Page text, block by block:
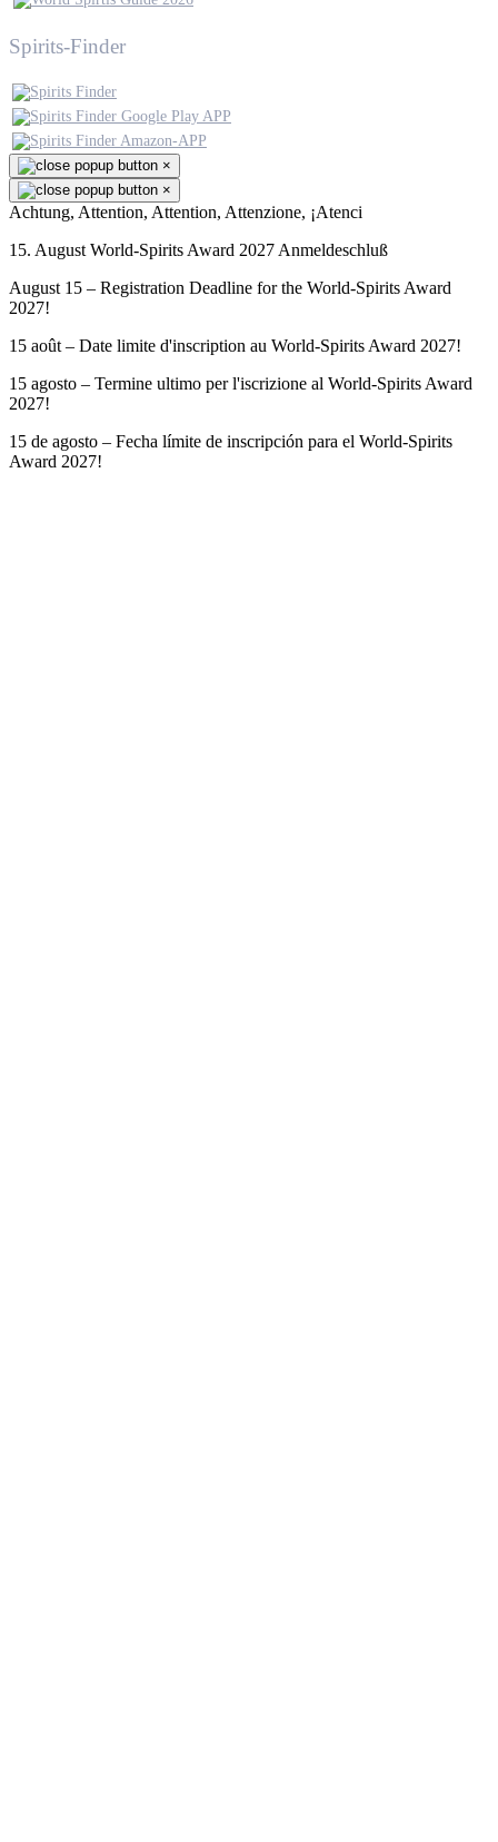
Spirits-Finder
×
×
Achtung, Attention, Attention, Attenzione, ¡Atenci
15. August World-Spirits Award 2027 Anmeldeschluß
August 15 – Registration Deadline for the World-Spirits Award
2027!
15 août – Date limite d'inscription au World-Spirits Award 2027!
15 agosto – Termine ultimo per l'iscrizione al World-Spirits Award
2027!
15 de agosto – Fecha límite de inscripción para el World-Spirits
Award 2027!